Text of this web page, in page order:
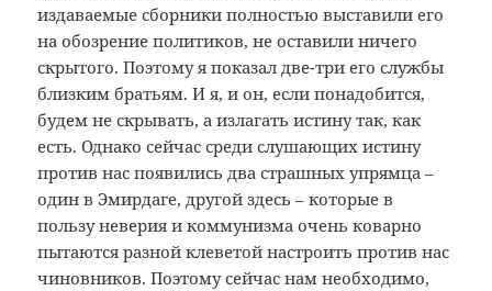
издаваемые сборники полностью выставили его
на обозрение политиков, не оставили ничего
скрытого. Поэтому я показал две-три его службы
близким братьям. И я, и он, если понадобится,
будем не скрывать, а излагать истину так, как
есть. Однако сейчас среди слушающих истину
против нас появились два страшных упрямца –
один в Эмирдаге, другой здесь – которые в
пользу неверия и коммунизма очень коварно
пытаются разной клеветой настроить против нас
чиновников. Поэтому сейчас нам необходимо,